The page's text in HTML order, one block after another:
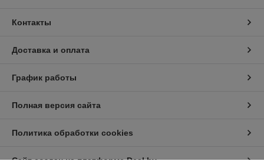
Контакты
Доставка и оплата
График работы
Полная версия сайта
Политика обработки cookies
Сайт создан на платформе Deal.by